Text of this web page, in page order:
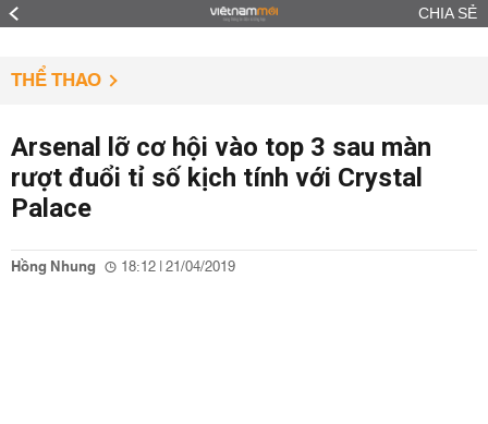
CHIA SẺ
THỂ THAO
Arsenal lỡ cơ hội vào top 3 sau màn
rượt đuổi tỉ số kịch tính với Crystal
Palace
Hồng Nhung 18:12 | 21/04/2019